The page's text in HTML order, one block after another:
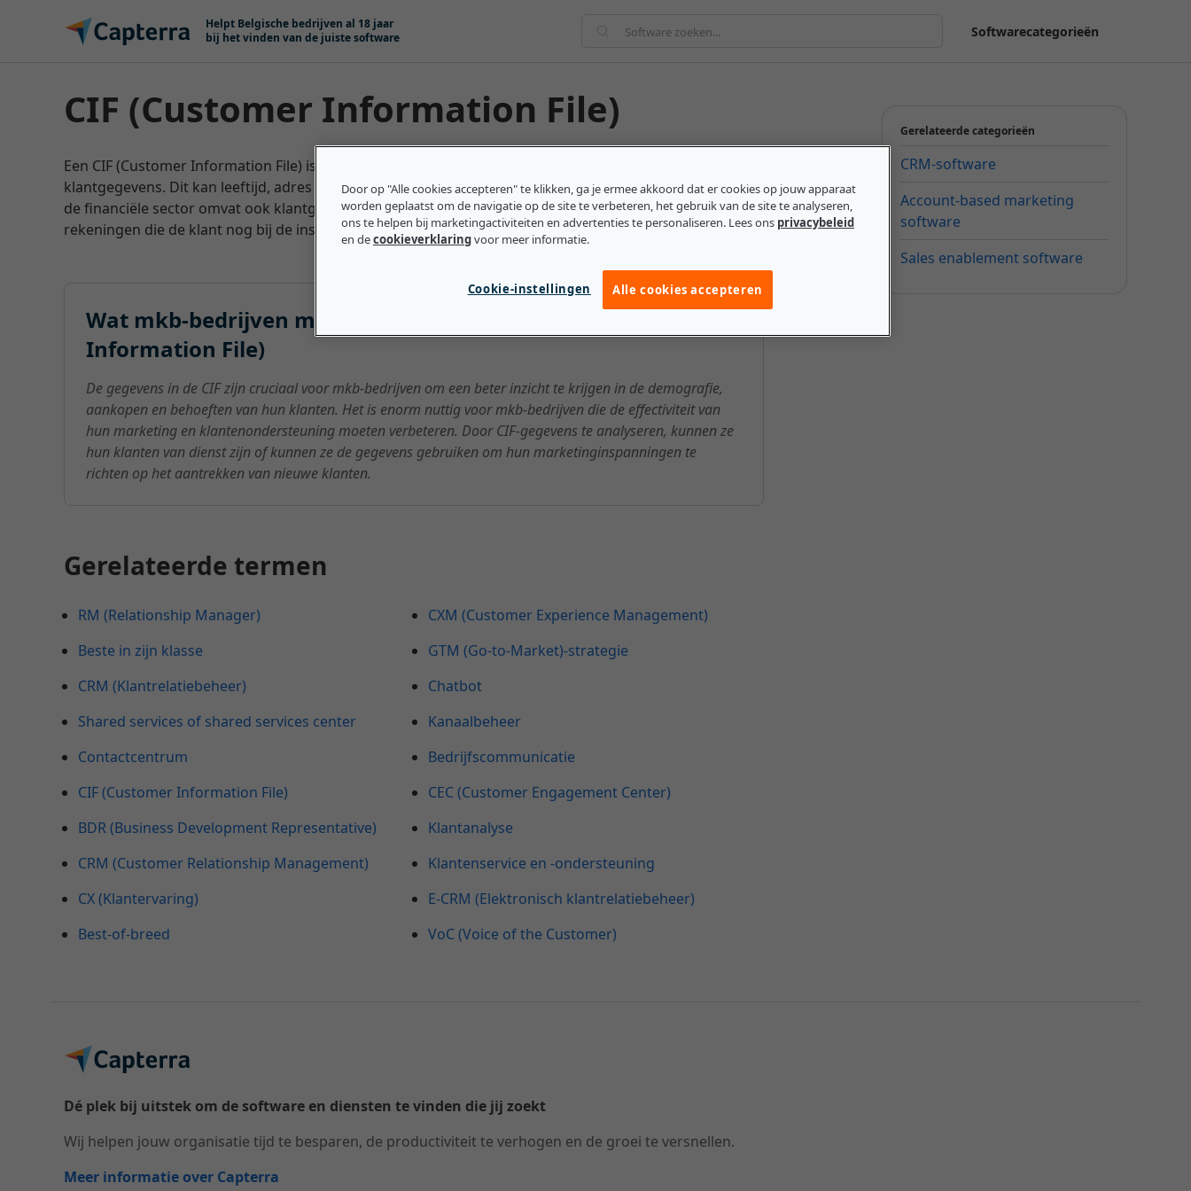
Meteen naar content
Helpt Belgische bedrijven al 18 jaar
bij het vinden van de juiste software
Softwarecategorieën
CIF (Customer Information File)
Een CIF (Customer Information File) is een elektronisch bestand of elektronische map met
klantgegevens. Dit kan leeftijd, adres en eerdere aankopen van klanten omvatten. CIF-informatie voor
de financiële sector omvat ook klantgegevens zoals rekeninginformatie, kredietlijnen en eventuele
rekeningen die de klant nog bij de instelling heeft openstaan.
Wat mkb-bedrijven moeten weten over de CIF (Customer
Information File)
De gegevens in de CIF zijn cruciaal voor mkb-bedrijven om een beter inzicht te krijgen in de demografie,
aankopen en behoeften van hun klanten. Het is enorm nuttig voor mkb-bedrijven die de effectiviteit van
hun marketing en klantenondersteuning moeten verbeteren. Door CIF-gegevens te analyseren, kunnen ze
hun klanten van dienst zijn of kunnen ze de gegevens gebruiken om hun marketinginspanningen te
richten op het aantrekken van nieuwe klanten.
Gerelateerde termen
RM (Relationship Manager)
Beste in zijn klasse
CRM (Klantrelatiebeheer)
Shared services of shared services center
Contactcentrum
CIF (Customer Information File)
BDR (Business Development Representative)
CRM (Customer Relationship Management)
CX (Klantervaring)
Best-of-breed
CXM (Customer Experience Management)
GTM (Go-to-Market)-strategie
Chatbot
Kanaalbeheer
Bedrijfscommunicatie
CEC (Customer Engagement Center)
Klantanalyse
Klantenservice en -ondersteuning
E-CRM (Elektronisch klantrelatiebeheer)
VoC (Voice of the Customer)
Gerelateerde categorieën
CRM-software
Account-based marketing
software
Sales enablement software
Dé plek bij uitstek om de software en diensten te vinden die jij zoekt
Wij helpen jouw organisatie tijd te besparen, de productiviteit te verhogen en de groei te versnellen.
Meer informatie over Capterra
Door op "Alle cookies accepteren" te klikken, ga je ermee akkoord dat er cookies op jouw apparaat
worden geplaatst om de navigatie op de site te verbeteren, het gebruik van de site te analyseren,
ons te helpen bij marketingactiviteiten en advertenties te personaliseren. Lees ons privacybeleid
en decookieverklaringvoor meer informatie.
Cookie-instellingen Alle cookies accepteren